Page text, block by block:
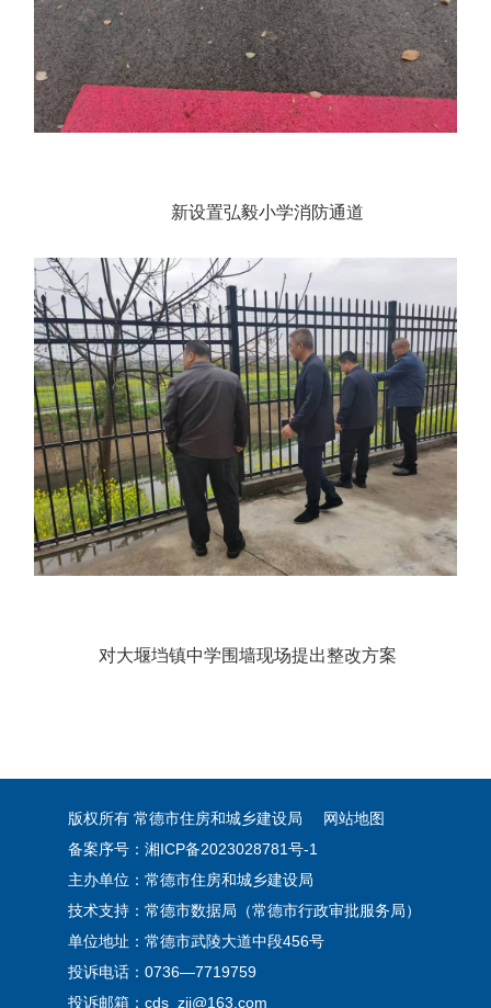
新设置弘毅小学消防通道
对大堰垱镇中学围墙现场提出整改方案
版权所有 常德市住房和城乡建设局
网站地图
备案序号：湘ICP备2023028781号-1
主办单位：常德市住房和城乡建设局
技术支持：常德市数据局（常德市行政审批服务局）
单位地址：常德市武陵大道中段456号
投诉电话：0736—7719759
投诉邮箱：cds_zjj@163.com